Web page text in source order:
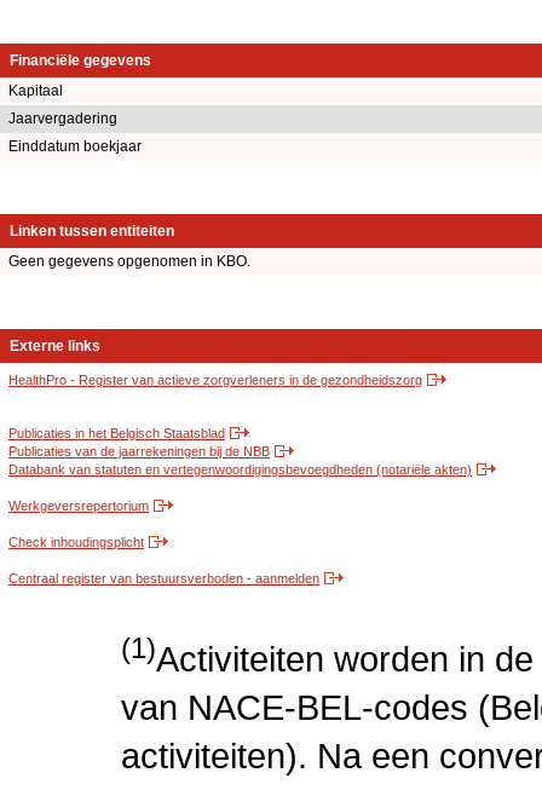
Financiële gegevens
Kapitaal
Jaarvergadering
Einddatum boekjaar
Linken tussen entiteiten
Geen gegevens opgenomen in KBO.
Externe links
HealthPro - Register van actieve zorgverleners in de gezondheidszorg
Publicaties in het Belgisch Staatsblad
Publicaties van de jaarrekeningen bij de NBB
Databank van statuten en vertegenwoordigingsbevoegdheden (notariële akten)
Werkgeversrepertorium
Check inhoudingsplicht
Centraal register van bestuursverboden - aanmelden
(1)Activiteiten worden in
van NACE-BEL-codes
activiteiten). Na een